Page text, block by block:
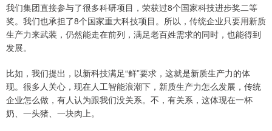
我们集团直接参与了很多科研项目，荣获过8个国家科技进步奖二等
奖。我们也承担了8个国家重大科技项目。所以，传统企业只要用新质
生产力来武装，仍然能走在前列，满足老百姓需求的同时，也能得到
发展。
比如，我们提出，以新科技满足“鲜”要求，这就是新质生产力的体
现。很多人关心，现在人工智能浪潮下，新质生产力怎么发展，传统
企业怎么做，有人认为跟我们没关系。不，有关系，这体现在一杯
奶、一头猪、一块肉上。